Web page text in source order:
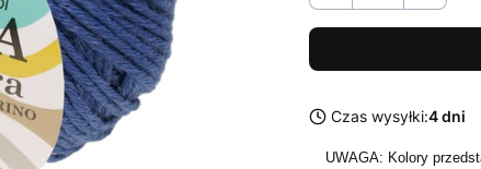
Czas wysyłki:4 dni
UWAGA: Kolory